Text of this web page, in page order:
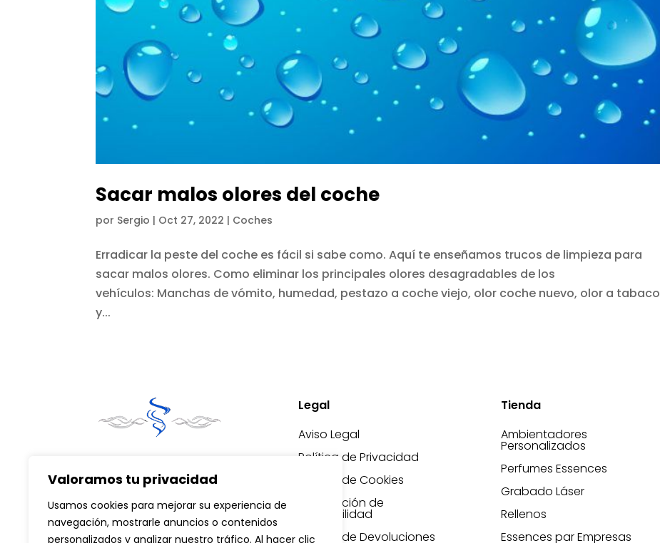
Valoramos tu privacidad
Usamos cookies para mejorar su experiencia de
navegación, mostrarle anuncios o contenidos
personalizados y analizar nuestro tráfico. Al hacer clic
Sacar malos olores del coche
por Sergio | Oct 27, 2022 | Coches
Erradicar la peste del coche es fácil si sabe como. Aquí te enseñamos trucos de limpieza para
sacar malos olores. Como eliminar los principales olores desagradables de los
vehículos: Manchas de vómito, humedad, pestazo a coche viejo, olor coche nuevo, olor a tabaco
y...
Legal
Aviso Legal
Política de Privacidad
Política de Cookies
Declaración de
Accesibilidad
Política de Devoluciones
Tienda
Ambientadores
Personalizados
Perfumes Essences
Grabado Láser
Rellenos
Essences par Empresas